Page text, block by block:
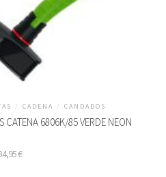
/ CADENA / CANDADOS
CATENA 6806K/85 VERDE NEON
€